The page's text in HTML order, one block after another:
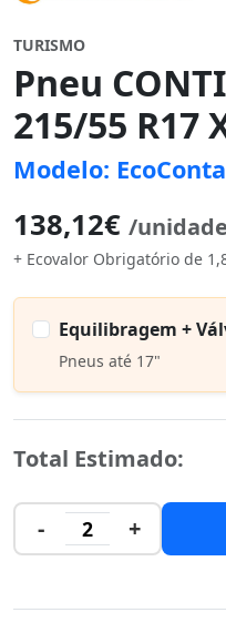
TURISMO
Pneu
215/55 R17
Modelo:
138,12€ /unidade
+ Ecovalor Obrigatório de
Equilibragem +
Pneus até 17"
Total Estimado:
- 2 +